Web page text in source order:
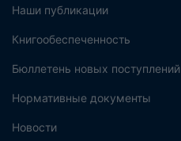
Наши публикации
Книгообеспеченность
Бюллетень новых поступлений
Нормативные документы
Новости